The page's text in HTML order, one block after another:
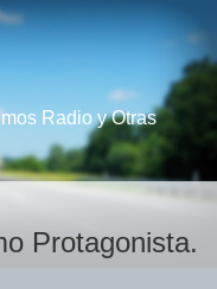
Radio y Otras
Protagonista.